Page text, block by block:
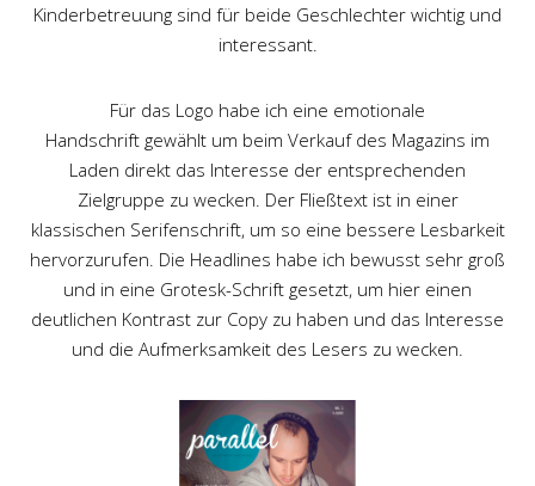
Kinderbetreuung sind für beide Geschlechter wichtig und
interessant.
Für das Logo habe ich eine emotionale
Handschrift gewählt um beim Verkauf des Magazins im
Laden direkt das Interesse der entsprechenden
Zielgruppe zu wecken. Der Fließtext ist in einer
klassischen Serifenschrift, um so eine bessere Lesbarkeit
hervorzurufen. Die Headlines habe ich bewusst sehr groß
und in eine Grotesk-Schrift gesetzt, um hier einen
deutlichen Kontrast zur Copy zu haben und das Interesse
und die Aufmerksamkeit des Lesers zu wecken.